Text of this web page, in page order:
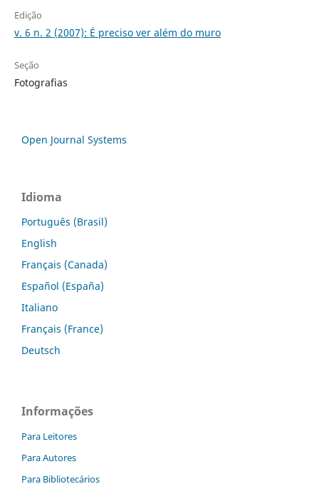
Edição
v. 6 n. 2 (2007): É preciso ver além do muro
Seção
Fotografias
Open Journal Systems
Idioma
Português (Brasil)
English
Français (Canada)
Español (España)
Italiano
Français (France)
Deutsch
Informações
Para Leitores
Para Autores
Para Bibliotecários